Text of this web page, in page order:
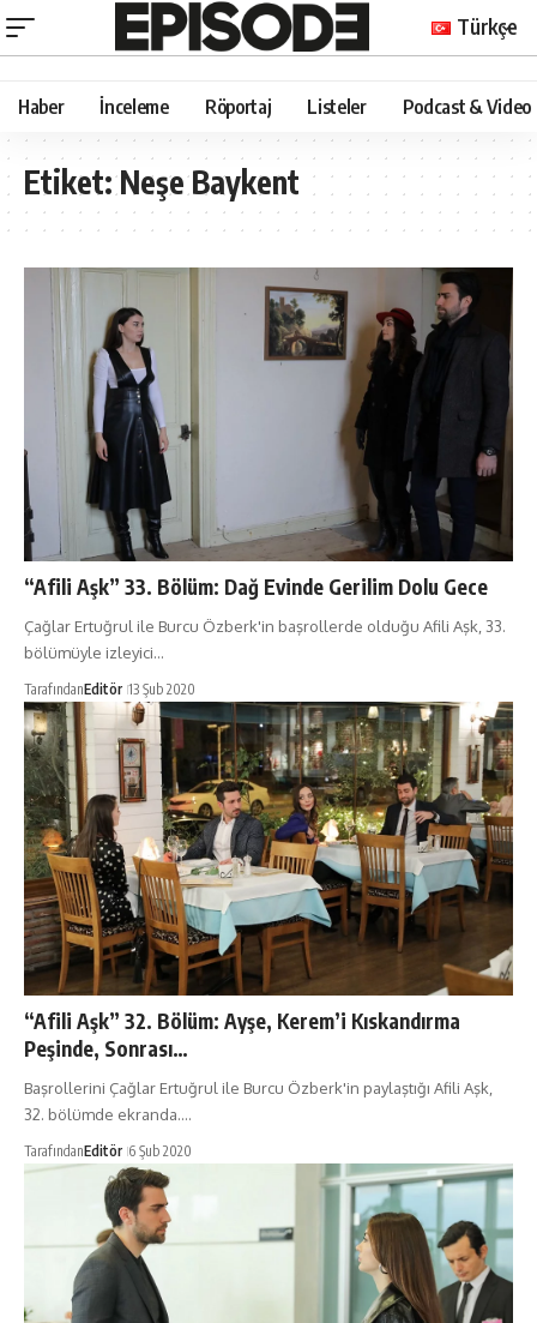
Türkçe
Haber İnceleme Röportaj Listeler Podcast & Video
Etiket:Neşe Baykent
“Afili Aşk” 33. Bölüm: Dağ Evinde Gerilim Dolu Gece
Çağlar Ertuğrul ile Burcu Özberk'in başrollerde olduğu Afili Aşk, 33.
bölümüyle izleyici…
TarafındanEditör 13 Şub 2020
“Afili Aşk” 32. Bölüm: Ayşe, Kerem’i Kıskandırma
Peşinde, Sonrası…
Başrollerini Çağlar Ertuğrul ile Burcu Özberk'in paylaştığı Afili Aşk,
32. bölümde ekranda.…
TarafındanEditör 6 Şub 2020